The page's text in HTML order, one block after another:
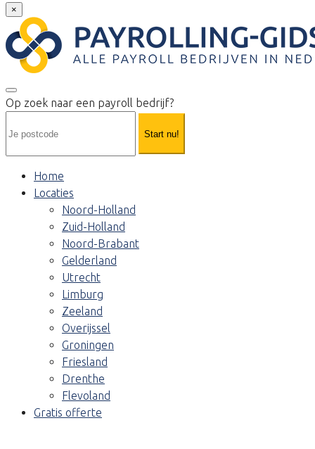
×
Op zoek naar een payroll bedrijf?
Start nu!
Home
Locaties
Noord-Holland
Zuid-Holland
Noord-Brabant
Gelderland
Utrecht
Limburg
Zeeland
Overijssel
Groningen
Friesland
Drenthe
Flevoland
Gratis offerte